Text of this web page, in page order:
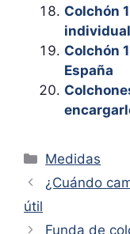
Colchón
individual
Colchón
España
Categorías
Medidas
¿Cuándo
útil
Funda de